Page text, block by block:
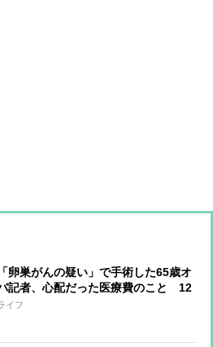
「卵巣がんの疑い」で手術した65歳オ
記者、心配だった医療費のこと 12
間の入院で負担額は？
イフ